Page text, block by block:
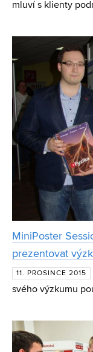
mluví s klienty
emocí, na jehož
MiniPoster
prezentovat
11. PROSINCE 2015
svého výzkumu
pravidelně na
porotu